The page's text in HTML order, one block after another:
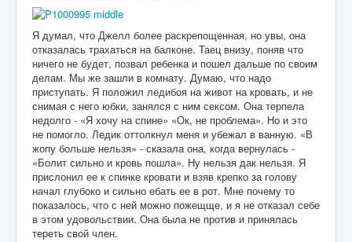
Я думал, что Джелл более раскрепощенная, но увы, она
отказалась трахаться на балконе. Таец внизу, поняв что
ничего не будет, позвал ребенка и пошел дальше по своим
делам. Мы же зашли в комнату. Думаю, что надо
приступать. Я положил ледибоя на живот на кровать, и не
снимая с него юбки, занялся с ним сексом. Она терпела
недолго - «Я хочу на спине» «Ок, не проблема». Но и это
не помогло. Ледик оттолкнул меня и убежал в ванную. «В
жопу больше нельзя» - сказала она, когда вернулась -
«Болит сильно и кровь пошла». Ну нельзя дак нельзя. Я
прислонил ее к спинке кровати и взяв крепко за голову
начал глубоко и сильно ебать ее в рот. Мне почему то
показалось, что с ней можно пожещще, и я не отказал себе
в этом удовольствии. Она была не против и принялась
тереть свой член.